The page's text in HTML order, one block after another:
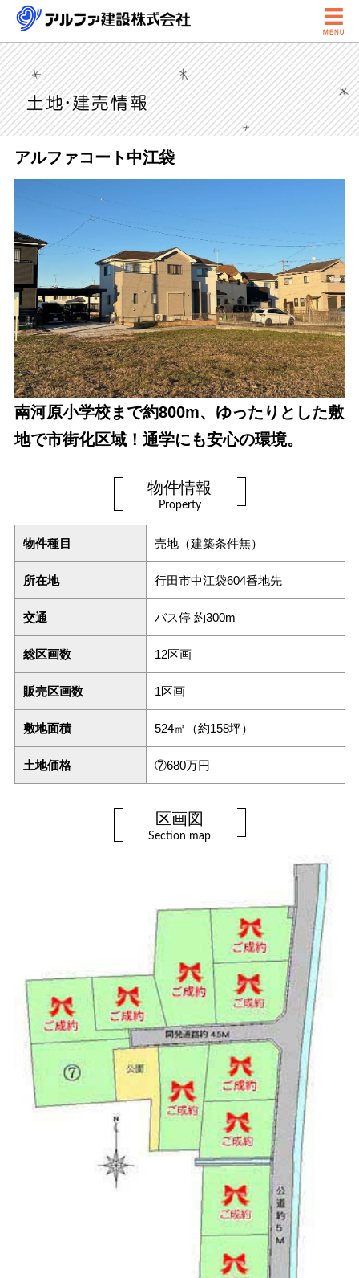

アルファコート中江袋
南河原小学校まで約800m、ゆったりとした敷
地で市街化区域！通学にも安心の環境。
物件情報
Property
物件種目 売地（建築条件無）
所在地 行田市中江袋604番地先
交通 バス停 約300m
総区画数 12区画
販売区画数 1区画
敷地面積 524㎡（約158坪）
土地価格 ⑦680万円
区画図
Section map